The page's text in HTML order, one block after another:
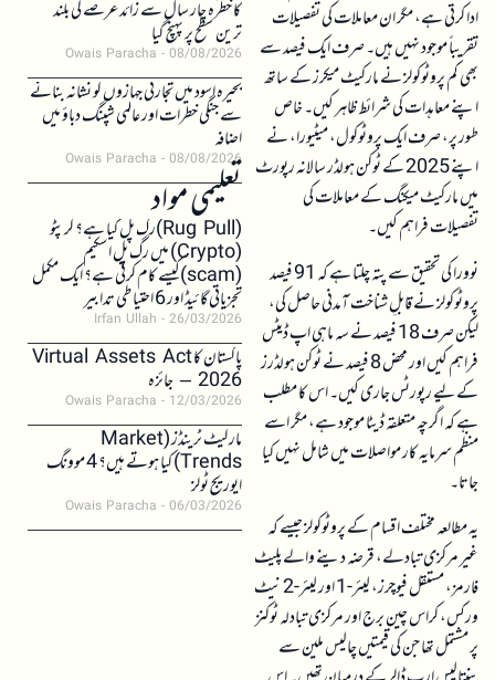
ادا کرتی ہے، مگر ان معاملات کی تفصیلات
تقریباً موجود نہیں ہیں۔ صرف ایک فیصد سے
بھی کم پروٹوکولز نے مارکیٹ میکرز کے ساتھ
اپنے معاہدات کی شرائط ظاہر کیں۔ خاص
طور پر، صرف ایک پروٹوکول، میٹیورا، نے
اپنے 2025 کے ٹوکن ہولڈر سالانہ رپورٹ
میں مارکیٹ میکنگ کے معاملات کی
تفصیلات فراہم کیں۔
نوورا کی تحقیق سے پتہ چلتا ہے کہ 91 فیصد
پروٹوکولز نے قابلِ شناخت آمدنی حاصل کی،
لیکن صرف 18 فیصد نے سہ ماہی اپ ڈیٹس
فراہم کیں اور محض 8 فیصد نے ٹوکن ہولڈرز
کے لیے رپورٹس جاری کیں۔ اس کا مطلب
ہے کہ اگرچہ متعلقہ ڈیٹا موجود ہے، مگر اسے
منظم سرمایہ کار مواصلات میں شامل نہیں کیا
جاتا۔
یہ مطالعہ مختلف اقسام کے پروٹوکولز جیسے کہ
غیر مرکزی تبادلے، قرضہ دینے والے پلیٹ
فارمز، مستقل فیوچرز، لیئر-1 اور لیئر-2 نیٹ
ورکس، کراس چین برج اور مرکزی تبادلہ ٹوکنز
پر مشتمل تھا جن کی قیمتیں چالیس ملین سے
کا خطرہ چار سال سے زائد عرصے کی بلند
ترین سطح پر پہنچ گیا
Owais Paracha 08/08/2026
بحیرہ اسود میں تجارتی جہازوں کو نشانہ بنانے
سے جنگی خطرات اور عالمی شپنگ دباؤ میں
اضافہ
Owais Paracha 08/08/2026
تعلیمی مواد(Rug Pull)رگ پل کیا ہے؟ کرپٹو
(Crypto) میں رگ پل اسکیم
(scam)کیسے کام کرتی ہے؟ ایک مکمل
تجزیاتی گائیڈ اور 6 احتیاطی تدابیر
Irfan Ullah 26/03/2026
پاکستان کا Virtual Assets Act
2026 – جائزہ
Owais Paracha 12/03/2026
مارکیٹ ٹرینڈز (Market
Trends) کیا ہوتے ہیں؟ 4 موونگ
ایوریج ٹولز
Owais Paracha 06/03/2026